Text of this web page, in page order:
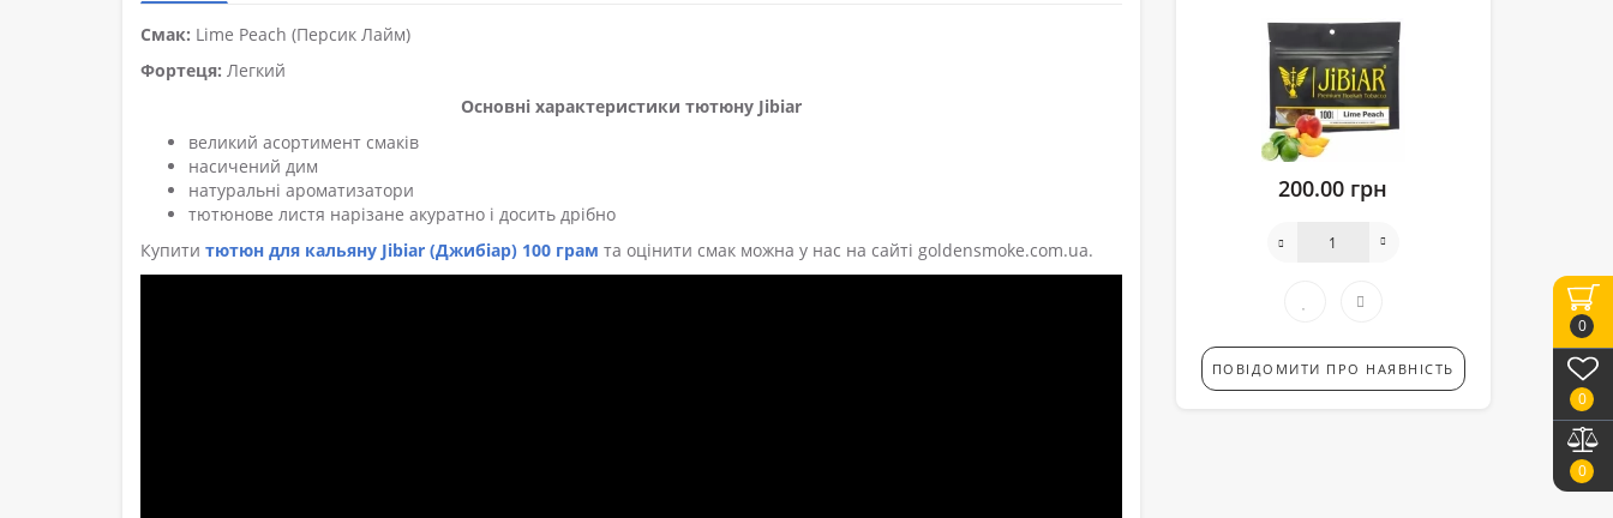
0
0
0
Смак: Lime Peach (Персик Лайм)
Фортеця: Легкий
Основні характеристики тютюну Jibiar
великий асортимент смаків
насичений дим
натуральні ароматизатори
тютюнове листя нарізане акуратно і досить дрібно
Купити тютюн для кальяну Jibiar (Джибіар) 100 грам та оцінити смак можна у нас на сайті goldensmoke.com.ua.
200.00 грн
ПОВІДОМИТИ ПРО НАЯВНІСТЬ